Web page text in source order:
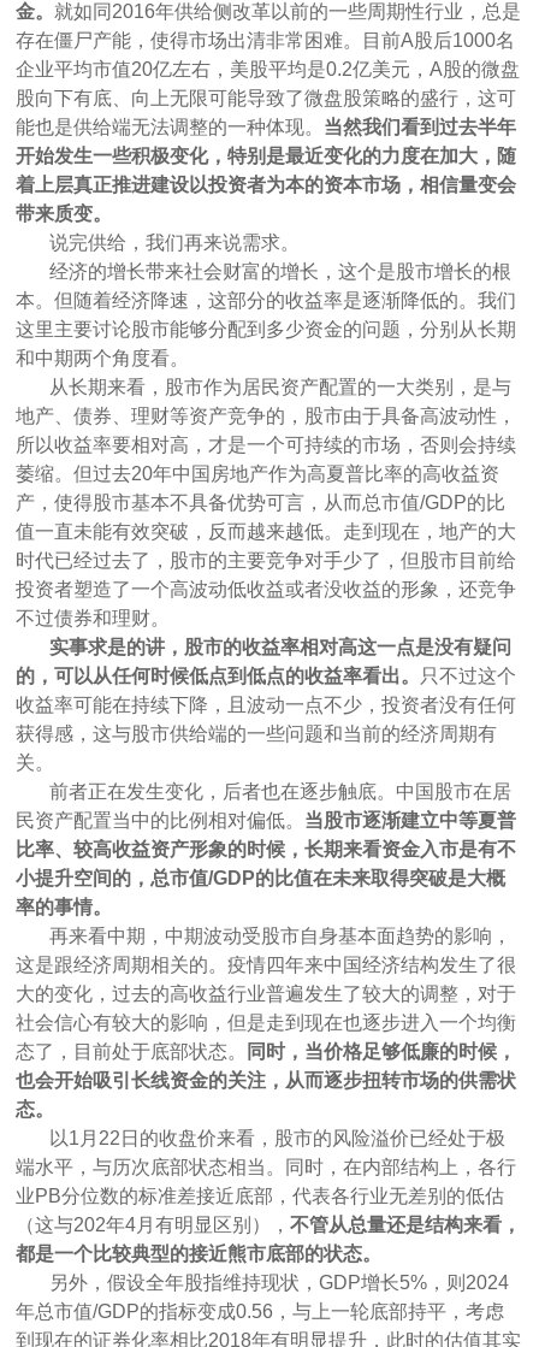
金。 就如同2016年供给侧改革以前的一些周期性行业，总是
存在僵尸产能，使得市场出清非常困难。目前A股后1000名
企业平均市值20亿左右，美股平均是0.2亿美元，A股的微盘
股向下有底、向上无限可能导致了微盘股策略的盛行，这可
能也是供给端无法调整的一种体现。 当然我们看到过去半年
开始发生一些积极变化，特别是最近变化的力度在加大，随
着上层真正推进建设以投资者为本的资本市场，相信量变会
带来质变。
说完供给，我们再来说需求。
经济的增长带来社会财富的增长，这个是股市增长的根
本。但随着经济降速，这部分的收益率是逐渐降低的。我们
这里主要讨论股市能够分配到多少资金的问题，分别从长期
和中期两个角度看。
从长期来看，股市作为居民资产配置的一大类别，是与
地产、债券、理财等资产竞争的，股市由于具备高波动性，
所以收益率要相对高，才是一个可持续的市场，否则会持续
萎缩。但过去20年中国房地产作为高夏普比率的高收益资
产，使得股市基本不具备优势可言，从而总市值/GDP的比
值一直未能有效突破，反而越来越低。走到现在，地产的大
时代已经过去了，股市的主要竞争对手少了，但股市目前给
投资者塑造了一个高波动低收益或者没收益的形象，还竞争
不过债券和理财。
实事求是的讲，股市的收益率相对高这一点是没有疑问
的，可以从任何时候低点到低点的收益率看出。
只不过这个
收益率可能在持续下降，且波动一点不少，投资者没有任何
获得感，这与股市供给端的一些问题和当前的经济周期有
关。
前者正在发生变化，后者也在逐步触底。中国股市在居
民资产配置当中的比例相对偏低。 当股市逐渐建立中等夏普
比率、较高收益资产形象的时候，长期来看资金入市是有不
小提升空间的，总市值/GDP的比值在未来取得突破是大概
率的事情。
再来看中期，中期波动受股市自身基本面趋势的影响，
这是跟经济周期相关的。疫情四年来中国经济结构发生了很
大的变化，过去的高收益行业普遍发生了较大的调整，对于
社会信心有较大的影响，但是走到现在也逐步进入一个均衡
态了，目前处于底部状态。
同时，当价格足够低廉的时候，
也会开始吸引长线资金的关注，从而逐步扭转市场的供需状
态。
以1月22日的收盘价来看，股市的风险溢价已经处于极
端水平，与历次底部状态相当。同时，在内部结构上，各行
业PB分位数的标准差接近底部，代表各行业无差别的低估
（这与202年4月有明显区别），不管从总量还是结构来看，
都是一个比较典型的接近熊市底部的状态。
另外，假设全年股指维持现状，GDP增长5%，则2024
年总市值/GDP的指标变成0.56，与上一轮底部持平，考虑
到现在的证券化率相比2018年有明显提升，此时的估值其实